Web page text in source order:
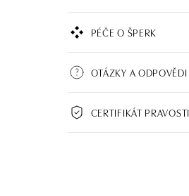
PÉČE O ŠPERK
OTÁZKY A ODPOVĚDI
CERTIFIKÁT PRAVOSTI